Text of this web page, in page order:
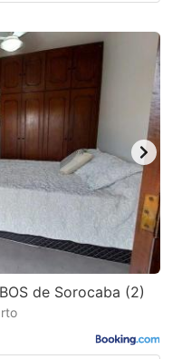
de Sorocaba (2)